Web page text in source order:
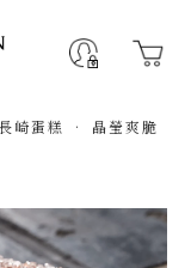
崎蛋糕 • 晶瑩爽脆